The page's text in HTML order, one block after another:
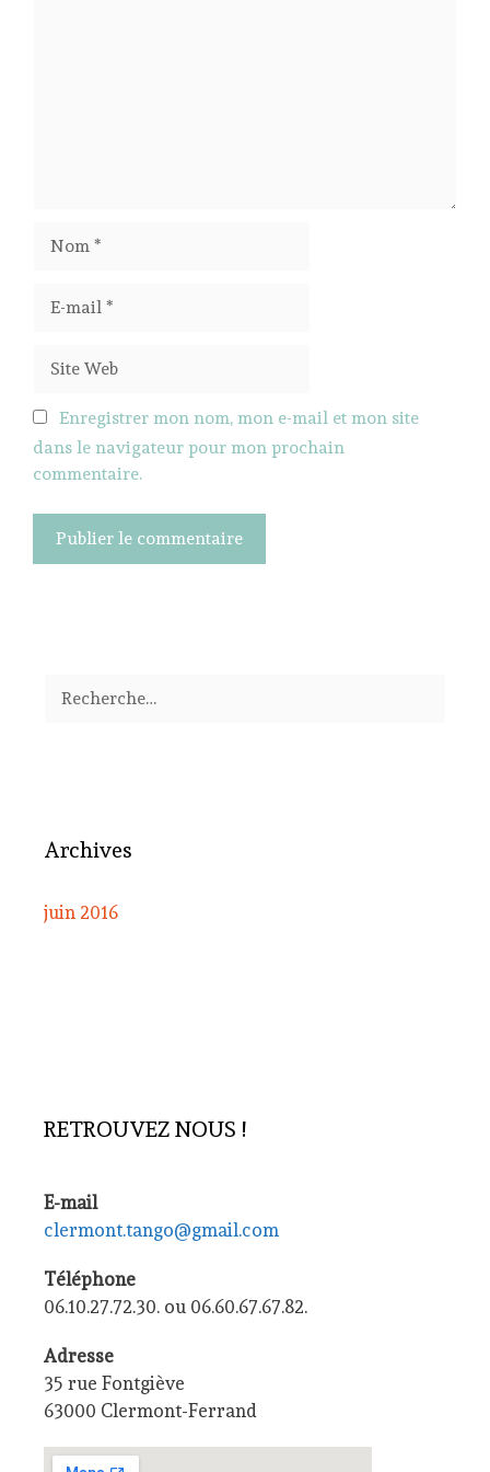
Enregistrer mon nom, mon e-mail et mon site
dans le navigateur pour mon prochain
commentaire.
Rechercher :
Archives
juin 2016
RETROUVEZ NOUS !
E-mail
clermont.tango@gmail.com
Téléphone
06.10.27.72.30. ou 06.60.67.67.82.
Adresse
35 rue Fontgiève
63000 Clermont-Ferrand